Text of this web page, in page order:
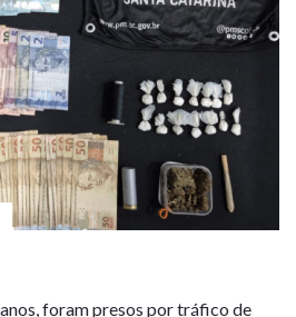
foram presos por tráfico de